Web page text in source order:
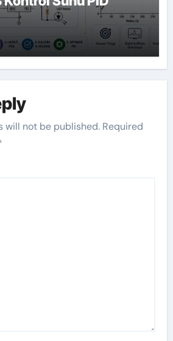
will not be published. Required